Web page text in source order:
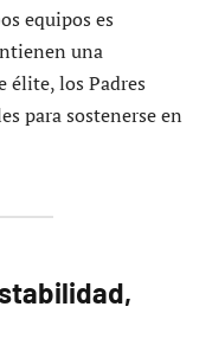
equipos es
una
élite, los Padres
para sostenerse en